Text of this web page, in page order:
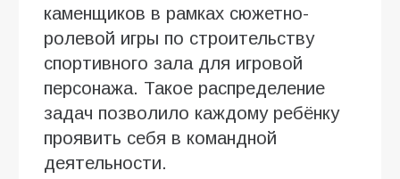
каменщиков в рамках сюжетно-
ролевой игры по строительству
спортивного зала для игровой
персонажа. Такое распределение
задач позволило каждому ребёнку
проявить себя в командной
деятельности.